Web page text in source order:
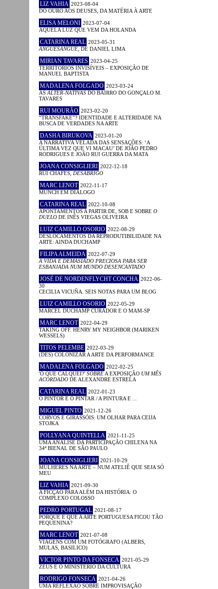
LIZ VAHIA 2023-08-04
DO OURO AOS DEUSES, DA MATÉRIA À ARTE
ELISA MELONI 2023-07-04
AQUELA LUZ QUE VEM DA HOLANDA
CATARINA REAL 2023-05-31
ANGUESÂNGUE, DE DANIEL LIMA
MIRIAN TAVARES 2023-04-25
TERRITÓRIOS INVISÍVEIS – EXPOSIÇÃO DE
MANUEL BAPTISTA
MADALENA FOLGADO 2023-03-24
ASALTER-NATIVAS DO BAIRRO DO GONÇALO M.
TAVARES
RUI MOURÃO 2023-02-20
“TRANSFAKE”? IDENTIDADE E ALTERIDADE NA
BUSCA DE VERDADES NA ARTE
DASHA BIRUKOVA 2023-01-20
A NARRATIVA VELADA DAS SENSAÇÕES: ‘A
ÚLTIMA VEZ QUE VI MACAU’ DE JOÃO PEDRO
RODRIGUES E JOÃO RUI GUERRA DA MATA
JOANA CONSIGLIERI 2022-12-18
RUI CHAFES, DESABRIGO
MARC LENOT 2022-11-17
MUNCH EM DIÁLOGO
CATARINA REAL 2022-10-08
APONTAMENTOS A PARTIR DE, SOB E SOBRE O
DUELO DE INÊS VIEGAS OLIVEIRA
LUIZ CAMILLO OSORIO 2022-08-29
DESLOCAMENTOS DA REPRODUTIBILIDADE NA
ARTE: AINDA DUCHAMP
FILIPA ALMEIDA 2022-07-29
A VIDA É DEMASIADO PRECIOSA PARA SER
ESBANJADA NUM MUNDO DESENCANTADO
JOSÉ DE NORDENFLYCHT CONCHA 2022-06-
30
CECILIA VICUÑA. SEIS NOTAS PARA UM BLOG
LUIZ CAMILLO OSORIO 2022-05-29
MARCEL DUCHAMP CURADOR E O MAM-SP
MARC LENOT 2022-04-29
TAKING OFF. HENRY MY NEIGHBOR (MARIKEN
WESSELS)
TITOS PELEMBE 2022-03-29
(DES) COLONIZAR A ARTE DA PERFORMANCE
MADALENA FOLGADO 2022-02-25
'O QUE CALQUEI?' SOBREA EXPOSIÇÃO UM MÊS
ACORDADO DE ALEXANDRE ESTRELA
CATARINA REAL 2022-01-23
O PINTOR E O PINTAR / A PINTURA E ...
MIGUEL PINTO 2021-12-26
CORVOS E GIRASSÓIS: UM OLHAR PARA CEIJA
STOJKA
POLLYANA QUINTELLA 2021-11-25
UMA ANÁLISE DA PARTICIPAÇÃO CHILENA NA
34ª BIENAL DE SÃO PAULO
JOANA CONSIGLIERI 2021-10-29
MULHERES NA ARTE – NUM ATELIÊ QUE SEJA SÓ
MEU
LIZ VAHIA 2021-09-30
A FICÇÃO PARA ALÉM DA HISTÓRIA: O
COMPLEXO COLOSSO
PEDRO PORTUGAL 2021-08-17
PORQUE É QUE A ARTE PORTUGUESA FICOU TÃO
PEQUENINA?
MARC LENOT 2021-07-08
VIAGENS COM UM FOTÓGRAFO (ALBERS,
MULAS, BASILICO)
VICTOR PINTO DA FONSECA 2021-05-29
ZEUS E O MINISTÉRIO DA CULTURA
RODRIGO FONSECA 2021-04-26
UMA REFLEXÃO SOBRE IMPROVISAÇÃO